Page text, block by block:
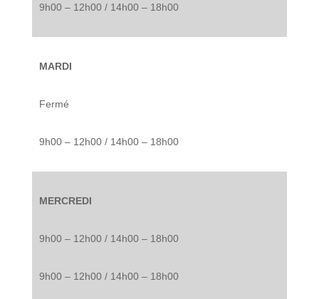
9h00 – 12h00 / 14h00 – 18h00
MARDI
Fermé
9h00 – 12h00 / 14h00 – 18h00
MERCREDI
9h00 – 12h00 / 14h00 – 18h00
9h00 – 12h00 / 14h00 – 18h00